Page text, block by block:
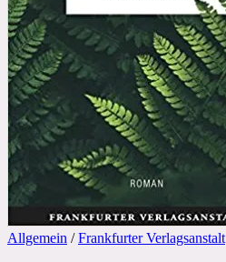
Allgemein /Frankfurter Verlagsanstalt